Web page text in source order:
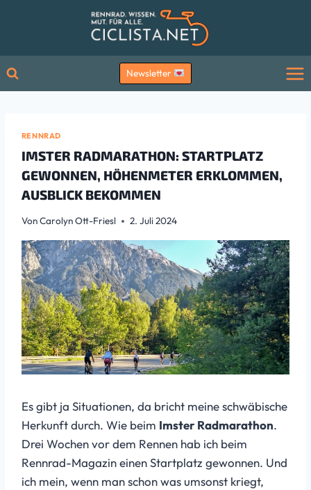
Newsletter
RENNRAD
IMSTER RADMARATHON: STARTPLATZ
GEWONNEN, HÖHENMETER ERKLOMMEN,
AUSBLICK BEKOMMEN
VonCarolyn Ott-Friesl 2. Juli 2024
Es gibt ja Situationen, da bricht meine schwäbische
Herkunft durch. Wie beim Imster Radmarathon.
Drei Wochen vor dem Rennen hab ich beim
Rennrad-Magazin einen Startplatz gewonnen. Und
ich mein, wenn man schon was umsonst kriegt,